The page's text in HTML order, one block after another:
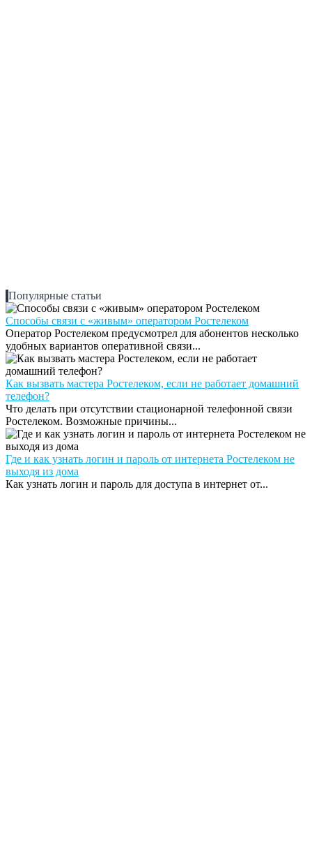
Популярные статьи
Способы связи с «живым» оператором Ростелеком
Оператор Ростелеком предусмотрел для абонентов несколько
удобных вариантов оперативной связи...
Как вызвать мастера Ростелеком, если не работает домашний
телефон?
Что делать при отсутствии стационарной телефонной связи
Ростелеком. Возможные причины...
Где и как узнать логин и пароль от интернета Ростелеком не
выходя из дома
Как узнать логин и пароль для доступа в интернет от...